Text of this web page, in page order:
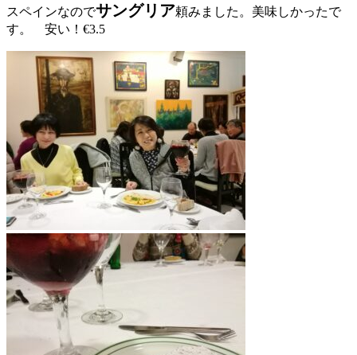
スペインなのでサングリア頼みました。美味しかったで
す。 安い！€3.5